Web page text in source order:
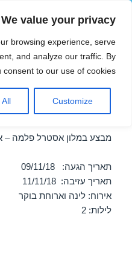
We value your privacy
browsing experience, serve
and analyze our traffic. By
consent to our use of cookies.
Customize
All
הוטצימר
חופשה במלון
אילת 09/11/2018
מבצע במלון אסטרל פלמה –
תאריך הגעה: 09/11/18
תאריך עזיבה: 11/11/18
אירוח: לינה וארוחת בוקר
לילות: 2